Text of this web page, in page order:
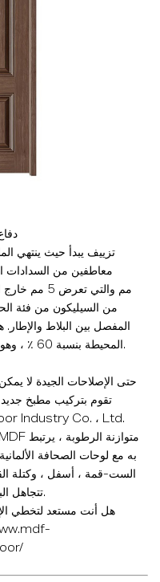
تزييف يبدأ حيث ينتهي
معاطفين من السدادات
من السيليكون من فئة
المفصل بين البلاط
المحيطة بنسبة 60 ٪ ، وهو التأمين الرخيص ضد تطور الموسم التالي.
حتى الإصلاحات الجيدة لا
تقوم بتركيب مطبخ جديد
الست-قمة ، أسفل ، وكتلة
تتجاهل البخار ، والخطوط ، وفوضى الأسرة اليومية.
هل أنت مستعد لتخطي